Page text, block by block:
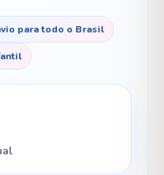
para todo o Brasil